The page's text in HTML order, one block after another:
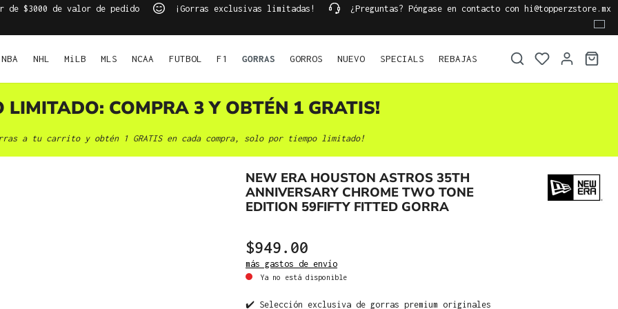
$3000 de valor de pedido ¡Gorras exclusivas limitadas! ¿Preguntas? Póngase en contacto con hi@topperzstore.mx
NBA NHL MiLB MLS NCAA FUTBOL F1 GORRAS GORROS NUEVO SPECIALS REBAJAS
LIMITADO: COMPRA 3 Y OBTÉN 1 GRATIS!
a tu carrito y obtén 1 GRATIS en cada compra, solo por tiempo limitado!
NEW ERA HOUSTON ASTROS 35TH
ANNIVERSARY CHROME TWO TONE
EDITION 59FIFTY FITTED GORRA
$949.00
más gastos de envío
Ya no está disponible
✔️ Selección exclusiva de gorras premium originales